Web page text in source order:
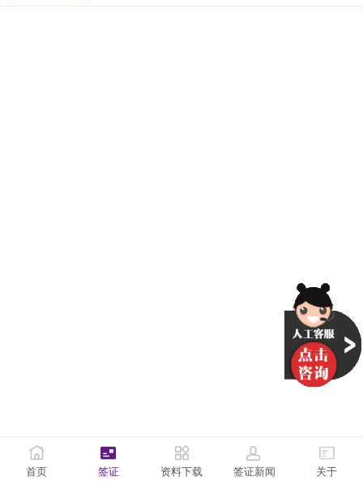
首页 签证 资料下载 签证新闻 关于